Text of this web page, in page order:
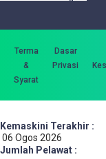
Terma
&
Syarat
Dasar
Privasi
Kemaskini Terakhir :
06 Ogos 2026
Jumlah Pelawat :